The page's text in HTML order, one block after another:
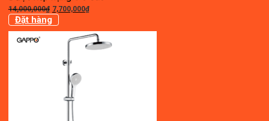
14,000,000₫ Giá
gốc
là:
14,000,000₫.
7,700,000₫Giá
tại
là:
7,700,000₫.
Đặt hàng